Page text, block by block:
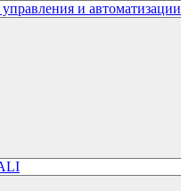
и автоматизации